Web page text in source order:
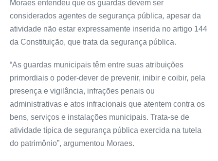
Moraes entendeu que os guardas devem ser
considerados agentes de segurança pública, apesar da
atividade não estar expressamente inserida no artigo 144
da Constituição, que trata da segurança pública.
“As guardas municipais têm entre suas atribuições
primordiais o poder-dever de prevenir, inibir e coibir, pela
presença e vigilância, infrações penais ou
administrativas e atos infracionais que atentem contra os
bens, serviços e instalações municipais. Trata-se de
atividade típica de segurança pública exercida na tutela
do patrimônio”, argumentou Moraes.